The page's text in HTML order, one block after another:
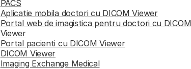
PACS
Aplicatie mobila doctori cu DICOM Viewer
Portal web de imagistica pentru doctori cu DICOM
Viewer
Portal pacienti cu DICOM Viewer
DICOM Viewer
Imaging Exchange Medical